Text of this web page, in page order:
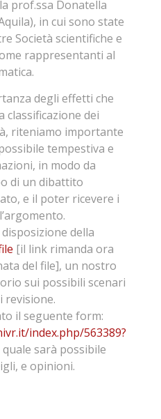
prof.ssa Donatella
in cui sono state
Società scientifiche e
rappresentanti al
degli effetti che
classificazione dei
riteniamo importante
tempestiva e
in modo da
di un dibattito
e il poter ricevere i
della
[il link rimanda ora
del file], un nostro
sui possibili scenari
revisione.
il seguente form:
index.php/563389?
sarà possibile
e opinioni.